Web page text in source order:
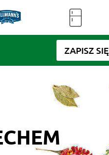
ZAPISZ SIĘ